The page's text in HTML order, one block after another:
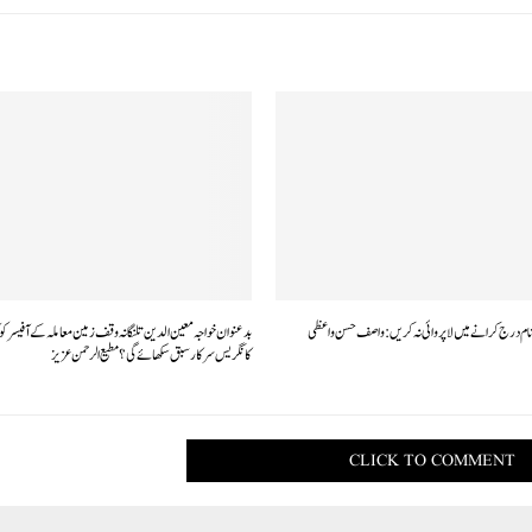
درج کرانے میں لاپروائی نہ کریں:واصف حسن واعظی
بدعنوان خواجہ معین الدین تلنگانہ وقف زمین معاملہ کے آفیسرکو
کانگریس سرکار سبق سکھائے گی؟مطیع الرحمن عزیز
CLICK TO COMMENT